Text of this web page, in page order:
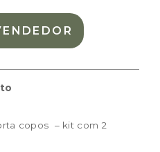
42 × 42 × 1,3 cm
Ø cm | porta copos
copos – kit com 2